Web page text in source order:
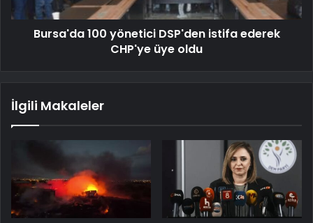
Bursa'da 100 yönetici DSP'den istifa ederek
CHP'ye üye oldu
İlgili Makaleler